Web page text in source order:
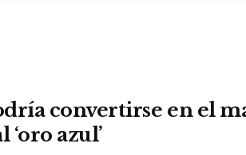
convertirse en el
‘oro azul’